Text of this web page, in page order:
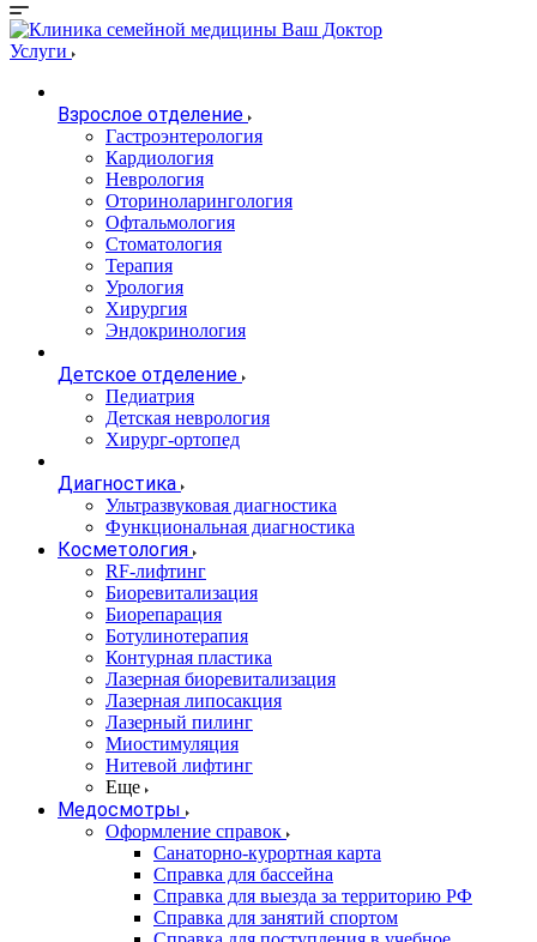
Услуги
Взрослое отделение
Гастроэнтерология
Кардиология
Неврология
Оториноларингология
Офтальмология
Стоматология
Терапия
Урология
Хирургия
Эндокринология
Детское отделение
Педиатрия
Детская неврология
Хирург-ортопед
Диагностика
Ультразвуковая диагностика
Функциональная диагностика
Косметология
RF-лифтинг
Биоревитализация
Биорепарация
Ботулинотерапия
Контурная пластика
Лазерная биоревитализация
Лазерная липосакция
Лазерный пилинг
Миостимуляция
Нитевой лифтинг
Еще
Медосмотры
Оформление справок
Санаторно-курортная карта
Справка для бассейна
Справка для выезда за территорию РФ
Справка для занятий спортом